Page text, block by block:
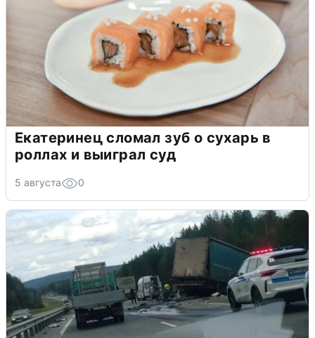
Екатеринец сломал зуб о сухарь в
роллах и выиграл суд
5 августа 0